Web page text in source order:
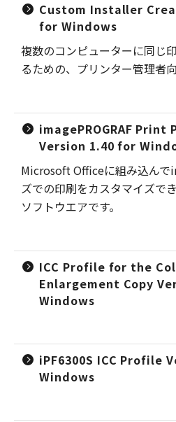
Custom Installer
for Windows
複数のコンピューターに同じ
るための、プリンター管理者
imagePROGRAF
Version 1.40 for
Microsoft Officeに組み込んで
ズでの印刷をカスタマイズで
ソフトウエアです。
ICC Profile for the
Enlargement Copy
Windows
iPF6300S ICC Profile
Windows